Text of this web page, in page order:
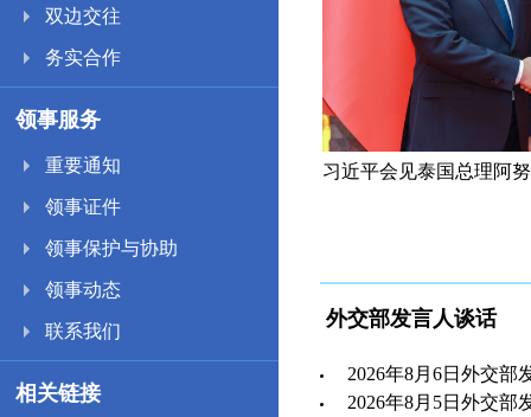
双边交往
务实合作
领事服务
重要通知
领事证件
领事保护与协助
领事动态
联系我们
相关链接
习近平会见泰国总理阿
外交部发言人谈话
2026年8月6日外交部
2026年8月5日外交部